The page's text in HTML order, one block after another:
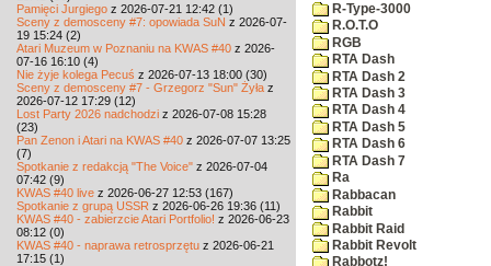
Pamięci Jurgiego z 2026-07-21 12:42 (1)
Sceny z demosceny #7: opowiada SuN z 2026-07-
19 15:24 (2)
Atari Muzeum w Poznaniu na KWAS #40 z 2026-
07-16 16:10 (4)
Nie żyje kolega Pecuś z 2026-07-13 18:00 (30)
Sceny z demosceny #7 - Grzegorz "Sun" Żyła z
2026-07-12 17:29 (12)
Lost Party 2026 nadchodzi z 2026-07-08 15:28
(23)
Pan Zenon i Atari na KWAS #40 z 2026-07-07 13:25
(7)
Spotkanie z redakcją "The Voice" z 2026-07-04
07:42 (9)
KWAS #40 live z 2026-06-27 12:53 (167)
Spotkanie z grupą USSR z 2026-06-26 19:36 (11)
KWAS #40 - zabierzcie Atari Portfolio! z 2026-06-23
08:12 (0)
KWAS #40 - naprawa retrosprzętu z 2026-06-21
17:15 (1)
R-Type-3000
R.O.T.O
RGB
RTA Dash
RTA Dash 2
RTA Dash 3
RTA Dash 4
RTA Dash 5
RTA Dash 6
RTA Dash 7
Ra
Rabbacan
Rabbit
Rabbit Raid
Rabbit Revolt
Rabbotz!